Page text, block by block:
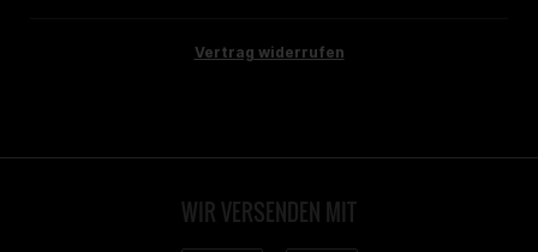
Vertrag widerrufen
WIR VERSENDEN MIT